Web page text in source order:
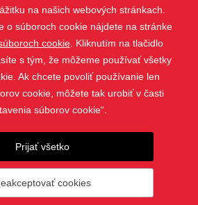
na našich webových stránkach.
o súboroch cookie nájdete na stránke
cookie. Kliknutím na tlačidlo
s tým, že môžeme používať všetky
Ak chcete povoliť používanie len
cookie, môžete tak urobiť v časti
súborov cookie“.
Prijať všetko
cookies